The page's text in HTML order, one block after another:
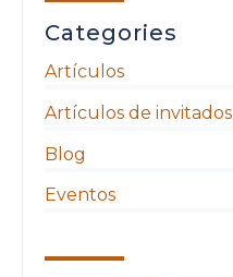
Categories
Artículos
Artículos de invitados
Blog
Eventos